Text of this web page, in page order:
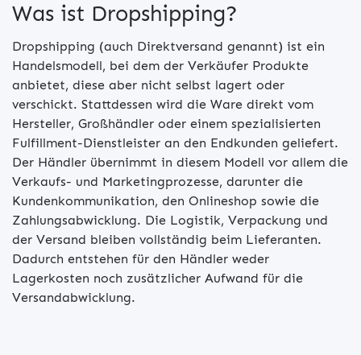
Was ist Dropshipping?
Dropshipping (auch Direktversand genannt) ist ein
Handelsmodell, bei dem der Verkäufer Produkte
anbietet, diese aber nicht selbst lagert oder
verschickt. Stattdessen wird die Ware direkt vom
Hersteller, Großhändler oder einem spezialisierten
Fulfillment-Dienstleister an den Endkunden geliefert.
Der Händler übernimmt in diesem Modell vor allem die
Verkaufs- und Marketingprozesse, darunter die
Kundenkommunikation, den Onlineshop sowie die
Zahlungsabwicklung. Die Logistik, Verpackung und
der Versand bleiben vollständig beim Lieferanten.
Dadurch entstehen für den Händler weder
Lagerkosten noch zusätzlicher Aufwand für die
Versandabwicklung.